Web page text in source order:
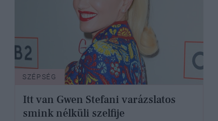
SZÉPSÉG
Itt van Gwen Stefani varázslatos
smink nélküli szelfije